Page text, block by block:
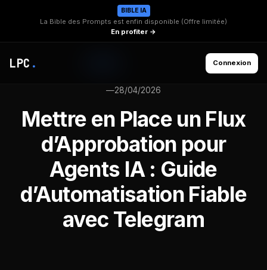
BIBLE IA
La Bible des Prompts est enfin disponible (Offre limitée)
En profiter →
LPC . Connexion
—28/04/2026
Mettre en Place un Flux
d’Approbation pour
Agents IA : Guide
d’Automatisation Fiable
avec Telegram